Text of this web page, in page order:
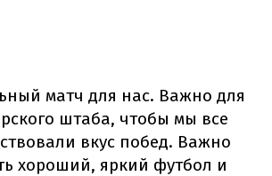
матч для нас. Важно для
штаба, чтобы мы все
вкус побед. Важно
хороший, яркий футбол и